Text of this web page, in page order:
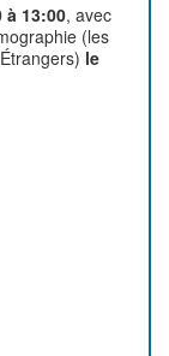
à 13:00, avec
(les
le